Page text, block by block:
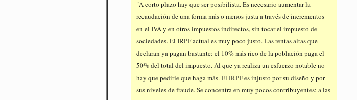
"A corto plazo hay que ser posibilista. Es necesario aumentar la
recaudación de una forma más o menos justa a través de incrementos
en el IVA y en otros impuestos indirectos, sin tocar el impuesto de
sociedades. El IRPF actual es muy poco justo. Las rentas altas que
declaran ya pagan bastante: el 10% más rico de la población paga el
50% del total del impuesto. Al que ya realiza un esfuerzo notable no
hay que pedirle que haga más. El IRPF es injusto por su diseño y por
sus niveles de fraude. Se concentra en muy pocos contribuyentes: a las